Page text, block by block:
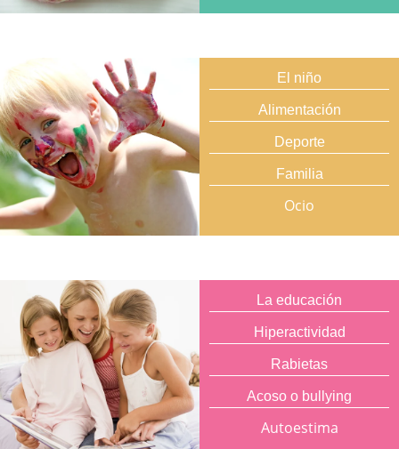
El niño
Alimentación
Deporte
Familia
Ocio
La educación
Hiperactividad
Rabietas
Acoso o bullying
Autoestima